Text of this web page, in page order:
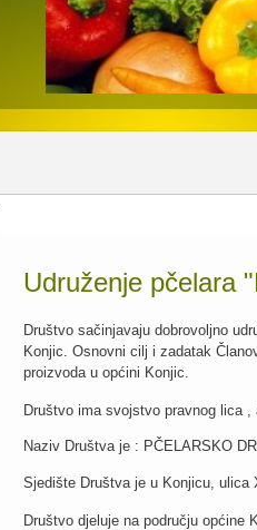
Udruženje pčelara
Društvo sačinjavaju dobrovoljno
Konjic. Osnovni cilj i zadatak
proizvoda u općini Konjic.
Društvo ima svojstvo pravnog lica
Naziv Društva je : PČELARSKO
Sjedište Društva je u Konjicu, ulica
Društvo djeluje na području općine